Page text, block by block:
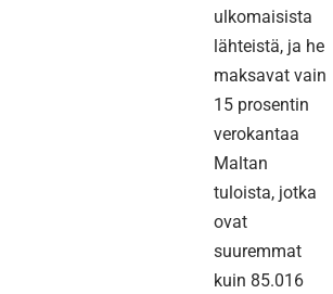
ulkomaisista
lähteistä, ja he
maksavat vain
15 prosentin
verokantaa
Maltan
tuloista, jotka
ovat
suuremmat
kuin 85.016